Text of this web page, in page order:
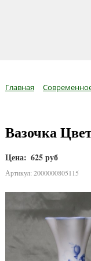
Главная
Вазочка
Цена: 625 руб
Артикул: 2000000805115